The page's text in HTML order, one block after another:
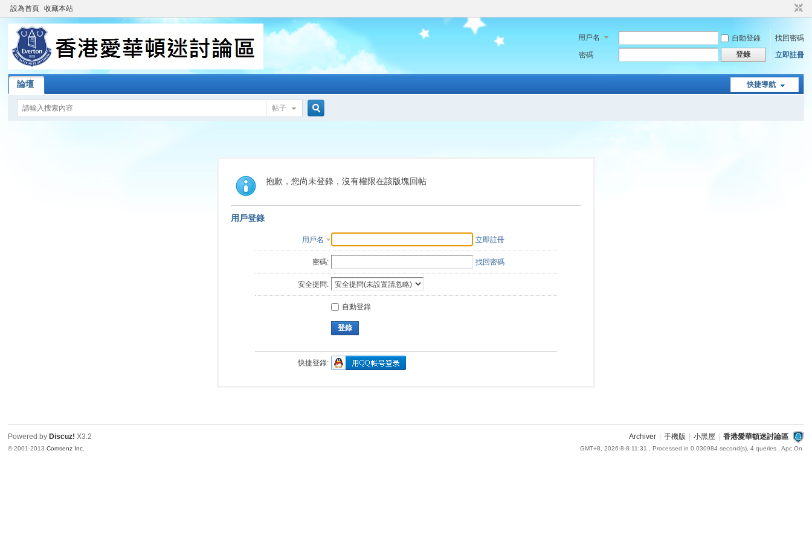
設為首頁 收藏本站
用戶名 自動登錄
找回密碼
密碼
登錄 立即註冊
快捷導航
論壇
帖子
索
抱歉，您尚未登錄，沒有權限在該版塊回帖
用戶登錄
用戶名 立即註冊
密碼: 找回密碼
安全提問:
自動登錄
登錄
快捷登錄:
Archiver 手機版 小黑屋 香港愛華頓迷討論區
GMT+8, 2026-8-8 11:31 , Processed in 0.030984 second(s), 4 queries , Apc On.
Powered by Discuz! X3.2
© 2001-2013Comsenz Inc.